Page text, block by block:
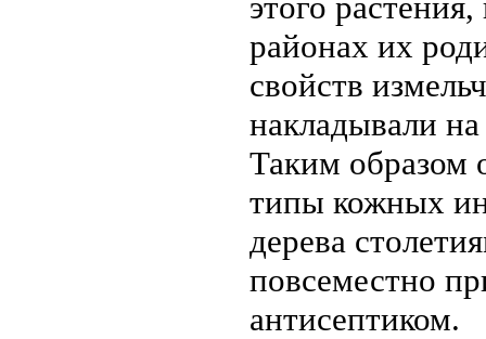
районах их
свойств
накладывали
Таким образом
типы кожных
дерева
повсеместно
антисептиком.